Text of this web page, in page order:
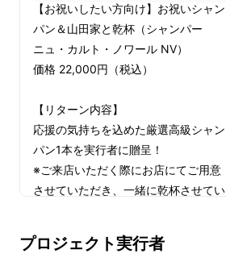
【お祝いしたい方向け】お祝いシャン
パン＆山田家と乾杯（シャンパー
ニュ・カルト・ノワール NV）
価格 22,000円（税込）
【リターン内容】
応援の気持ちを込めた厳選高級シャン
パン1本を実行者に贈呈！
※ご来店いただく際にお店にてご用意
させていただき、一緒に乾杯させてい
このシャンパンは、サポーターからの
プロジェクト実行者